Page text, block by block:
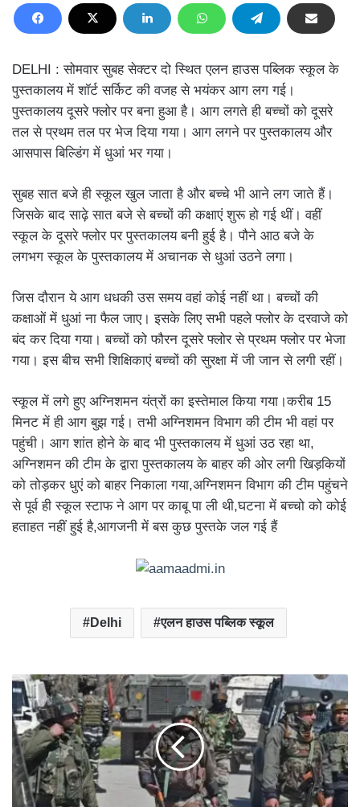
DELHI : सोमवार सुबह सेक्टर दो स्थित एलन हाउस पब्लिक स्कूल के
पुस्तकालय में शॉर्ट सर्किट की वजह से भयंकर आग लग गई।
पुस्तकालय दूसरे फ्लोर पर बना हुआ है। आग लगते ही बच्चों को दूसरे
तल से प्रथम तल पर भेज दिया गया। आग लगने पर पुस्तकालय और
आसपास बिल्डिंग में धुआं भर गया।
सुबह सात बजे ही स्कूल खुल जाता है और बच्चे भी आने लग जाते हैं।
जिसके बाद साढ़े सात बजे से बच्चों की कक्षाएं शुरू हो गई थीं। वहीं
स्कूल के दूसरे फ्लोर पर पुस्तकालय बनी हुई है। पौने आठ बजे के
लगभग स्कूल के पुस्तकालय में अचानक से धुआं उठने लगा।
जिस दौरान ये आग धधकी उस समय वहां कोई नहीं था। बच्चों की
कक्षाओं में धुआं ना फैल जाए। इसके लिए सभी पहले फ्लोर के दरवाजे को
बंद कर दिया गया। बच्चों को फौरन दूसरे फ्लोर से प्रथम फ्लोर पर भेजा
गया। इस बीच सभी शिक्षिकाएं बच्चों की सुरक्षा में जी जान से लगी रहीं।
स्कूल में लगे हुए अग्निशमन यंत्रों का इस्तेमाल किया गया।करीब 15
मिनट में ही आग बुझ गई। तभी अग्निशमन विभाग की टीम भी वहां पर
पहुंची। आग शांत होने के बाद भी पुस्तकालय में धुआं उठ रहा था,
अग्निशमन की टीम के द्वारा पुस्तकालय के बाहर की ओर लगी खिड़कियों
को तोड़कर धुएं को बाहर निकाला गया,अग्निशमन विभाग की टीम पहुंचने
से पूर्व ही स्कूल स्टाफ ने आग पर काबू पा ली थी,घटना में बच्चो को कोई
हताहत नहीं हुई है,आगजनी में बस कुछ पुस्तके जल गई हैं
Delhi एलन हाउस पब्लिक स्कूल
Encounter
Doda:
सेना
और
आतंकियों
बीच